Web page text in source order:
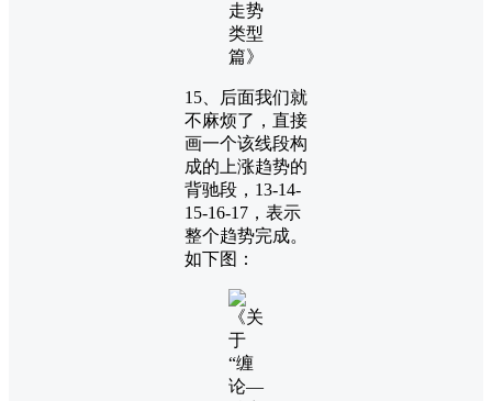
15、后面我们就
不麻烦了，直接
画一个该线段构
成的上涨趋势的
背驰段，13-14-
15-16-17，表示
整个趋势完成。
如下图：